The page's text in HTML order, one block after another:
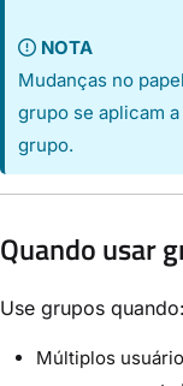
NOTA
Mudanças no
grupo se aplicam
grupo.
Quando usar
Use grupos quando:
Múltiplos